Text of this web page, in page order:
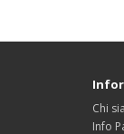
Chi
Info